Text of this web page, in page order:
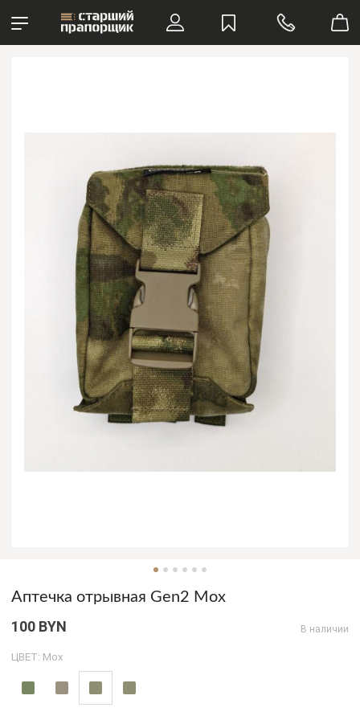
Аптечка отрывная Gen2 Мох
100 BYN В наличии
ЦВЕТ: Мох